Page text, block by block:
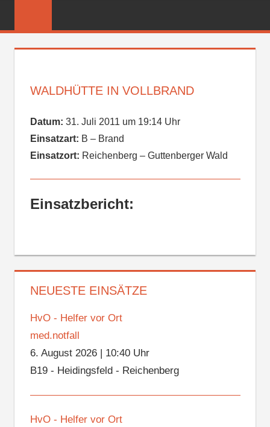
FEUERWEHR
WALDHÜTTE IN VOLLBRAND
Datum: 31. Juli 2011 um 19:14 Uhr
Einsatzart: B – Brand
Einsatzort: Reichenberg – Guttenberger Wald
Einsatzbericht:
NEUESTE EINSÄTZE
HvO - Helfer vor Ort
med.notfall
6. August 2026| 10:40 Uhr
B19 - Heidingsfeld - Reichenberg
HvO - Helfer vor Ort